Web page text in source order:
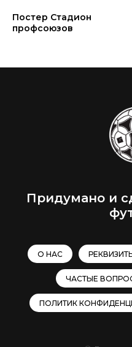
Постер Стадион
профсоюзов
Придумано и
О НАС
ЧАСТЫЕ
ПОЛИТИК